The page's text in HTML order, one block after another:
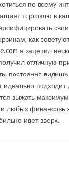
по всему
торговлю в
как
я зацепил
отличную
постоянно
подходит
выжать
любых финансовых
идет вверх.